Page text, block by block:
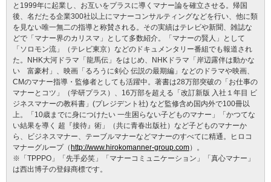
と1999年に起業し、お互いをプラスに導くマナー論を確立させる。帰国
後、名だたる企業300社以上にマナーコンサルティングなどを行い、他に類
を見ない唯一無二の指導と称賛される。その実績はテレビや新聞、雑誌な
どで「マナー界のカリスマ」として多数紹介。「マナーの賢人」として
「ソロモン流」（テレビ東京）などのドキュメンタリー番組でも報道され
た。NHK大河ドラマ「龍馬伝」をはじめ、NHKドラマ「岸辺露伴は動かな
い 富豪村」、映画「るろうに剣心 伝説の最期編」などのドラマや映画、
CMのマナー指導・監修者としても活躍中。著書は28万部突破の「お仕事の
マナーとコツ」（学研プラス）、16万部を超える「改訂新版 入社１年目 ビ
ジネスマナーの教科書」(プレジデント社) など監修含め国内外で100冊以
上。「10歳までに身につけたい 一生困らない子どものマナー」「かつてな
い結果を導く 超『接待』術」（共に青春出版社）など子どものマナーか
ら、ビジネスマナー、テーブルマナーなどマナーのすべてに精通。ヒロコ
マナーグループ（ http://www.hirokomanner-group.com）。
※「TPPPO」「先手必笑」「マナーコミュニケーション」「真心マナー」
は西出博子の登録商標です。